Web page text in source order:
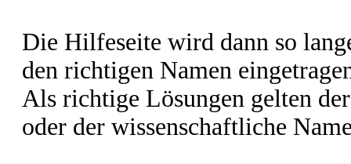
Die Hilfeseite wird dann so
den richtigen Namen
Als richtige Lösungen gelten
oder der wissenschaftliche